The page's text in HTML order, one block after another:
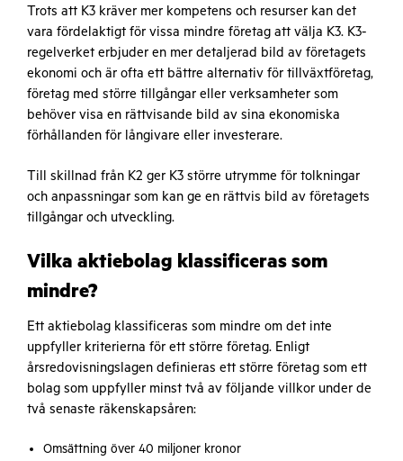
Trots att K3 kräver mer kompetens och resurser kan det
vara fördelaktigt för vissa mindre företag att välja K3. K3-
regelverket erbjuder en mer detaljerad bild av företagets
ekonomi och är ofta ett bättre alternativ för tillväxtföretag,
företag med större tillgångar eller verksamheter som
behöver visa en rättvisande bild av sina ekonomiska
förhållanden för långivare eller investerare.
Till skillnad från K2 ger K3 större utrymme för tolkningar
och anpassningar som kan ge en rättvis bild av företagets
tillgångar och utveckling.
Vilka aktiebolag klassificeras som
mindre?
Ett aktiebolag klassificeras som mindre om det inte
uppfyller kriterierna för ett större företag. Enligt
årsredovisningslagen definieras ett större företag som ett
bolag som uppfyller minst två av följande villkor under de
två senaste räkenskapsåren:
Omsättning över 40 miljoner kronor